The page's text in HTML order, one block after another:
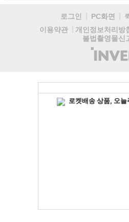
로그인 PC화면
이용약관
개인정보처리방
불법촬영물신
(주)
인